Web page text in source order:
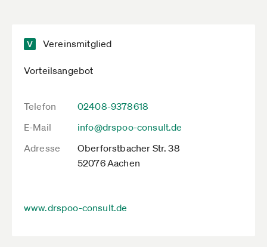
Vereinsmitglied
Vorteilsangebot
Telefon
02408-9378618
E-Mail
info@drspoo-consult.de
Adresse
Oberforstbacher Str. 38
52076 Aachen
www.drspoo-consult.de